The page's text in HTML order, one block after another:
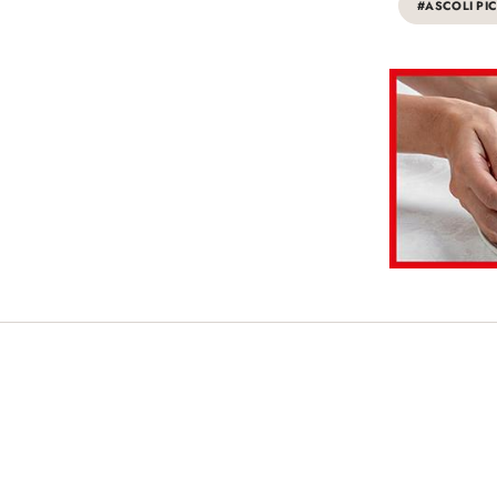
#ASCOLI